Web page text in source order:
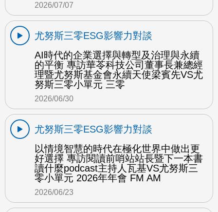
2026/07/07
尤努斯三零ESG影響力對談
AI時代的企業選擇與轉型及治理與永續
的平衡 專訪華苓科技公司董事長兼總經
理暨尤努斯基金會永續天使梁賓先VS尤
努斯三零小單元 三零
2026/06/30
尤努斯三零ESG影響力對談
以情境智慧的時代在極化世界中做出更
好選擇 專訪閱讀前哨站站長暨下一本書
讀什麼podcast主持人瓦基VS尤努斯三
零小單元 2026年年會 FM AM
2026/06/23